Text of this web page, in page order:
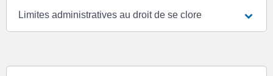
Limites administratives au droit de se clore